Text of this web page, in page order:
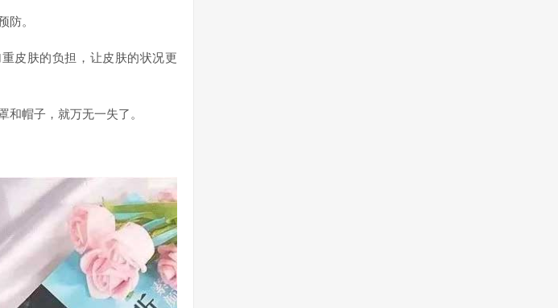
防。
皮肤的负担，让皮肤的状况更
帽子，就万无一失了。